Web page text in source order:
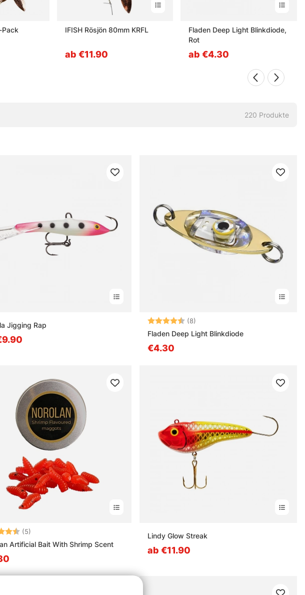
Ködern?
Pack
IFISH Rösjön 80mm KRFL
ab €11.90
Fladen Deep Light Blinkdiode,
Rot
ab €4.30
220 Produkte
Jigging Rap
Bewertung: (8)
Fladen Deep Light Blinkdiode
€4.30
(5)
Artificial Bait With Shrimp Scent
Lindy Glow Streak
ab €11.90